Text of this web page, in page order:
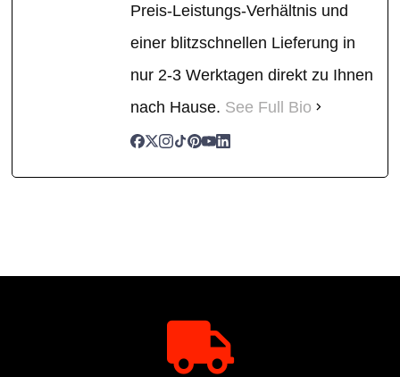
Preis-Leistungs-Verhältnis und
einer blitzschnellen Lieferung in
nur 2-3 Werktagen direkt zu Ihnen
nach Hause. See Full Bio